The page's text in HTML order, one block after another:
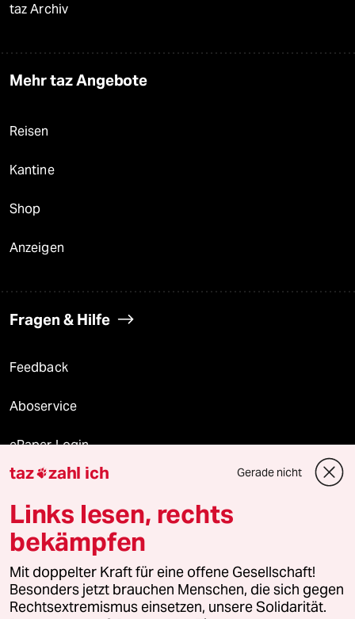
taz Archiv
Mehr taz Angebote
Reisen
Kantine
Shop
Anzeigen
Fragen & Hilfe
Feedback
Aboservice
ePaper Login
Downloads für Abonnierende
© 2026 taz Verlags und Vertriebs GmbH
Alle Rechte vorbehalten. Bei rechtlichen Fragen oder für Genehmigungen
wenden Sie sich bitte an
lizenzen@taz.de
taz zahl ich Gerade nicht
Links lesen, rechts
bekämpfen
Mit doppelter Kraft für eine offene Gesellschaft!
Besonders jetzt brauchen Menschen, die sich gegen
Rechtsextremismus einsetzen, unsere Solidarität.